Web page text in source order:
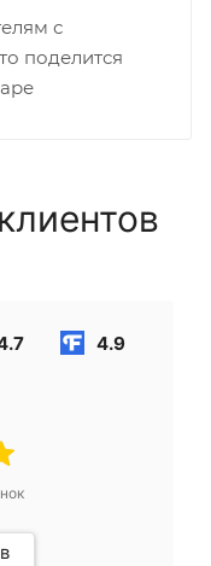
с
поделится
4.9